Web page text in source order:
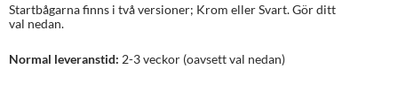
Startbågarna finns i två versioner; Krom eller Svart. Gör ditt
val nedan.
Normal leveranstid: 2-3 veckor (oavsett val nedan)